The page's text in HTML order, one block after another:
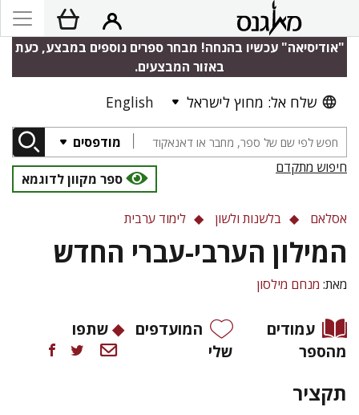
"אודיסיאה" עכשיו בהנחה! מבחר ספרים נוספים במבצע, כעת
באזור המבצעים.
שלח אל: מחוץ לישראל English
מודפסים
חיפוש מתקדם
ספר מקוון לדוגמא
אסלאם בלשנות ולשון לימוד ערבית
המילון הערבי-עברי החדש
מאת: מנחם מילסון
עמודים
מהספר
המועדפים
שלי
שתפו
תקציר